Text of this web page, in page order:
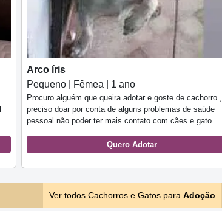
Arco íris
Pequeno | Fêmea | 1 ano
Procuro alguém que queira adotar e goste de cachorro ,
preciso doar por conta de alguns problemas de saúde
pessoal não poder ter mais contato com cães e gato
Quero Adotar
Ver todos Cachorros e Gatos para Adoção